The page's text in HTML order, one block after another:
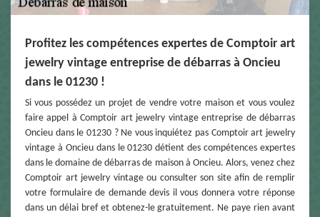
Profitez les compétences expertes de Comptoir art
jewelry vintage entreprise de débarras à Oncieu
dans le 01230 !
Si vous possédez un projet de vendre votre maison et vous voulez
faire appel à Comptoir art jewelry vintage entreprise de débarras
Oncieu dans le 01230 ? Ne vous inquiétez pas Comptoir art jewelry
vintage à Oncieu dans le 01230 détient des compétences expertes
dans le domaine de débarras de maison à Oncieu. Alors, venez chez
Comptoir art jewelry vintage ou consulter son site afin de remplir
votre formulaire de demande devis il vous donnera votre réponse
dans un délai bref et obtenez-le gratuitement. Ne paye rien avant